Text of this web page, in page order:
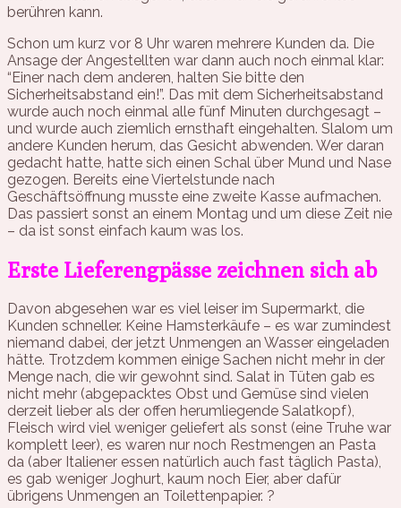
berühren kann.
Schon um kurz vor 8 Uhr waren mehrere Kunden da. Die
Ansage der Angestellten war dann auch noch einmal klar:
“Einer nach dem anderen, halten Sie bitte den
Sicherheitsabstand ein!”. Das mit dem Sicherheitsabstand
wurde auch noch einmal alle fünf Minuten durchgesagt –
und wurde auch ziemlich ernsthaft eingehalten. Slalom um
andere Kunden herum, das Gesicht abwenden. Wer daran
gedacht hatte, hatte sich einen Schal über Mund und Nase
gezogen. Bereits eine Viertelstunde nach
Geschäftsöffnung musste eine zweite Kasse aufmachen.
Das passiert sonst an einem Montag und um diese Zeit nie
– da ist sonst einfach kaum was los.
Erste Lieferengpässe zeichnen sich ab
Davon abgesehen war es viel leiser im Supermarkt, die
Kunden schneller. Keine Hamsterkäufe – es war zumindest
niemand dabei, der jetzt Unmengen an Wasser eingeladen
hätte. Trotzdem kommen einige Sachen nicht mehr in der
Menge nach, die wir gewohnt sind. Salat in Tüten gab es
nicht mehr (abgepacktes Obst und Gemüse sind vielen
derzeit lieber als der offen herumliegende Salatkopf),
Fleisch wird viel weniger geliefert als sonst (eine Truhe war
komplett leer), es waren nur noch Restmengen an Pasta
da (aber Italiener essen natürlich auch fast täglich Pasta),
es gab weniger Joghurt, kaum noch Eier, aber dafür
übrigens Unmengen an Toilettenpapier. ?